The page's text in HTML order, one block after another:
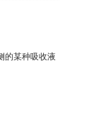
的某种吸收液